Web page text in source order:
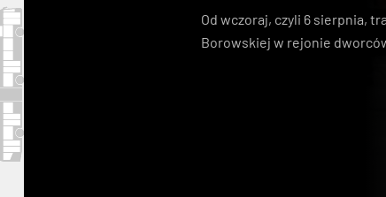
Od wczoraj, czyli 6 sierpnia,
Borowskiej w rejonie